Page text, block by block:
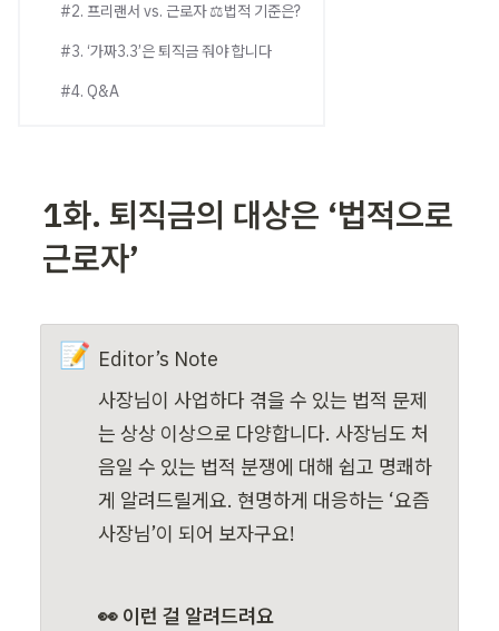
#2. 프리랜서 vs. 근로자 ⚖️법적 기준은?
#3. ‘가짜3.3’은 퇴직금 줘야 합니다
#4. Q&A
1화. 퇴직금의 대상은 ‘법적으로
근로자’
📝 Editor’s Note
사장님이 사업하다 겪을 수 있는 법적 문제
는 상상 이상으로 다양합니다. 사장님도 처
음일 수 있는 법적 분쟁에 대해 쉽고 명쾌하
게 알려드릴게요. 현명하게 대응하는 ‘요즘
사장님’이 되어 보자구요!
👀 이런 걸 알려드려요